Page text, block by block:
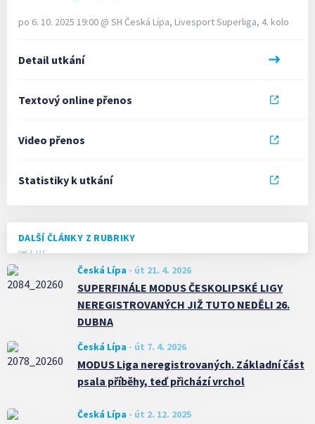
po 6. 10. 2025 19:00 @ SH Česká Lípa, Livesport Superliga, 4. kolo
Detail utkání
Textový online přenos
Video přenos
Statistiky k utkání
DALŠÍ ČLÁNKY Z RUBRIKY
Česká Lípa - út 21. 4. 2026
SUPERFINÁLE MODUS ČESKOLIPSKÉ LIGY
NEREGISTROVANÝCH JIŽ TUTO NEDĚLI 26.
DUBNA
Česká Lípa - út 7. 4. 2026
MODUS Liga neregistrovaných. Základní část
psala příběhy, teď přichází vrchol
Česká Lípa - út 2. 12. 2025